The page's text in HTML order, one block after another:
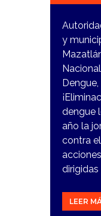
y
dengue
año la
contra
dirigidas
LEER